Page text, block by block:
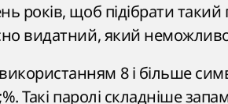
років, щоб підібрати
видатний, який неможливо
8 і більше
Такі паролі складніше